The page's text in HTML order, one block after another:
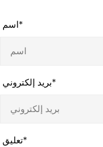
اسم*
بريد إلكتروني*
تعليق*